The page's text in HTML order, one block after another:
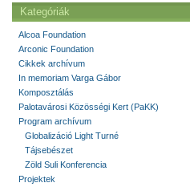
Kategóriák
Alcoa Foundation
Arconic Foundation
Cikkek archívum
In memoriam Varga Gábor
Komposztálás
Palotavárosi Közösségi Kert (PaKK)
Program archívum
Globalizáció Light Turné
Tájsebészet
Zöld Suli Konferencia
Projektek